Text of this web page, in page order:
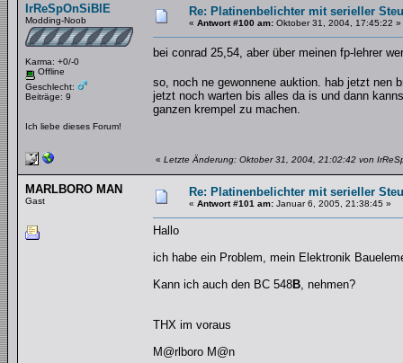
IrReSpOnSiBlE
Modding-Noob
Karma: +0/-0
Offline
Geschlecht:
Beiträge: 9
Ich liebe dieses Forum!
Re: Platinenbelichter mit serieller
« Antwort #100 am: Oktober 31, 2004, 17:45:22 »
bei conrad 25,54, aber über meinen fp-lehrer
so, noch ne gewonnene auktion. hab jetzt nen
jetzt noch warten bis alles da is und dann
ganzen krempel zu machen.
« Letzte Änderung: Oktober 31, 2004, 21:02:42 von
MARLBORO MAN
Gast
Re: Platinenbelichter mit serieller
« Antwort #101 am: Januar 6, 2005, 21:38:45 »
Hallo
ich habe ein Problem, mein Elektronik
Kann ich auch den BC 548B, nehmen?
THX im voraus
M@rlboro M@n